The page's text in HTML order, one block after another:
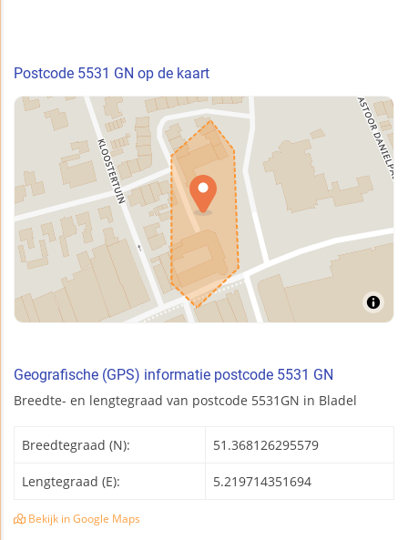
Postcode 5531 GN op de kaart
Geografische (GPS) informatie postcode 5531 GN
Breedte- en lengtegraad van postcode 5531GN in Bladel
Breedtegraad (N): 51.368126295579
Lengtegraad (E): 5.219714351694
Bekijk in Google Maps